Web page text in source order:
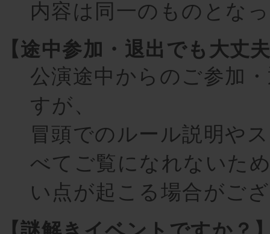
内容は同一のものとな
【途中参加・退出でも大丈
公演途中からのご参加
すが、
冒頭でのルール説明や
べてご覧になれないた
い点が起こる場合がご